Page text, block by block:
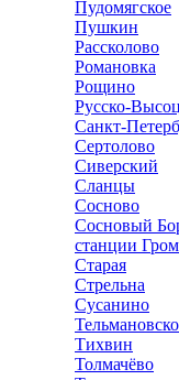
Пудомягское
Пушкин
Рассколово
Романовка
Рощино
Русско-
Санкт-
Сертолово
Сиверский
Сланцы
Сосново
Сосновый
станции
Старая
Стрельна
Сусанино
Тихвин
Толмачёво